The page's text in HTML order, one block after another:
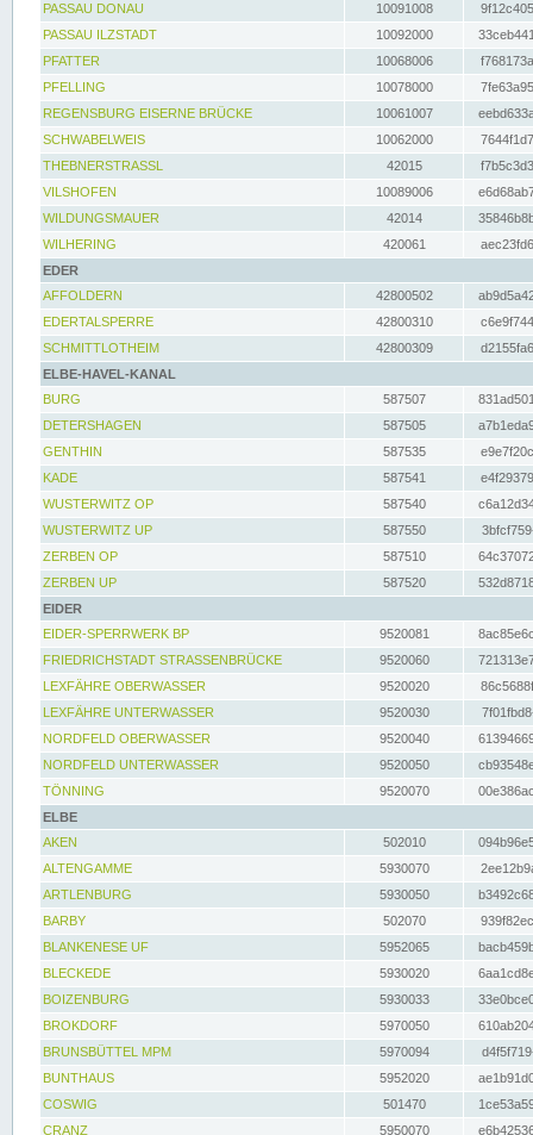
PASSAU DONAU
10091008
PASSAU ILZSTADT
10092000
PFATTER
10068006
PFELLING
10078000
REGENSBURG EISERNE BRÜCKE
10061007
SCHWABELWEIS
10062000
THEBNERSTRASSL
42015
VILSHOFEN
10089006
WILDUNGSMAUER
42014
WILHERING
420061
EDER
AFFOLDERN
42800502
EDERTALSPERRE
42800310
SCHMITTLOTHEIM
42800309
ELBE-HAVEL-KANAL
BURG
587507
DETERSHAGEN
587505
GENTHIN
587535
KADE
587541
WUSTERWITZ OP
587540
WUSTERWITZ UP
587550
ZERBEN OP
587510
ZERBEN UP
587520
EIDER
EIDER-SPERRWERK BP
9520081
FRIEDRICHSTADT STRASSENBRÜCKE
9520060
LEXFÄHRE OBERWASSER
9520020
LEXFÄHRE UNTERWASSER
9520030
NORDFELD OBERWASSER
9520040
NORDFELD UNTERWASSER
9520050
TÖNNING
9520070
ELBE
AKEN
502010
ALTENGAMME
5930070
ARTLENBURG
5930050
BARBY
502070
BLANKENESE UF
5952065
BLECKEDE
5930020
BOIZENBURG
5930033
BROKDORF
5970050
BRUNSBÜTTEL MPM
5970094
BUNTHAUS
5952020
COSWIG
501470
CRANZ
5950070